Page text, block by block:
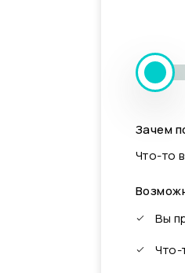
Зачем
Что-то
Вы
Что-